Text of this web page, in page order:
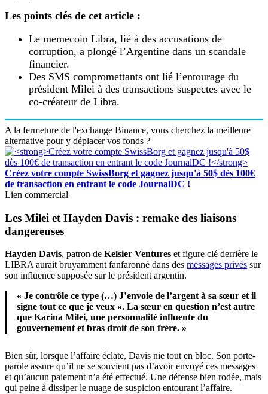
Les points clés de cet article :
Le memecoin Libra, lié à des accusations de
corruption, a plongé l’Argentine dans un scandale
financier.
Des SMS compromettants ont lié l’entourage du
président Milei à des transactions suspectes avec le
co-créateur de Libra.
A la fermeture de l'exchange Binance, vous cherchez la meilleure
alternative pour y déplacer vos fonds ?
Créez votre compte SwissBorg et gagnez jusqu'à 50$ dès 100€
de transaction en entrant le code JournalDC !
Lien commercial
Les Milei et Hayden Davis : remake des liaisons
dangereuses
Hayden Davis, patron de Kelsier Ventures et figure clé derrière le
LIBRA aurait bruyamment fanfaronné dans des messages privés sur
son influence supposée sur le président argentin.
« Je contrôle ce type (…) J’envoie de l’argent à sa sœur et il
signe tout ce que je veux ». La sœur en question n’est autre
que Karina Milei, une personnalité influente du
gouvernement et bras droit de son frère. »
Bien sûr, lorsque l’affaire éclate, Davis nie tout en bloc. Son porte-
parole assure qu’il ne se souvient pas d’avoir envoyé ces messages
et qu’aucun paiement n’a été effectué. Une défense bien rodée, mais
qui peine à dissiper le nuage de suspicion entourant l’affaire.